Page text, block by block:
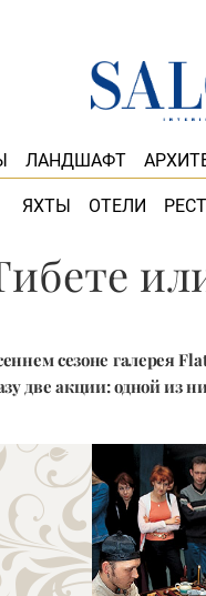
ЛАНДШАФТ
ЯХТЫ ОТЕЛИ
сезоне галерея
две акции: одной из